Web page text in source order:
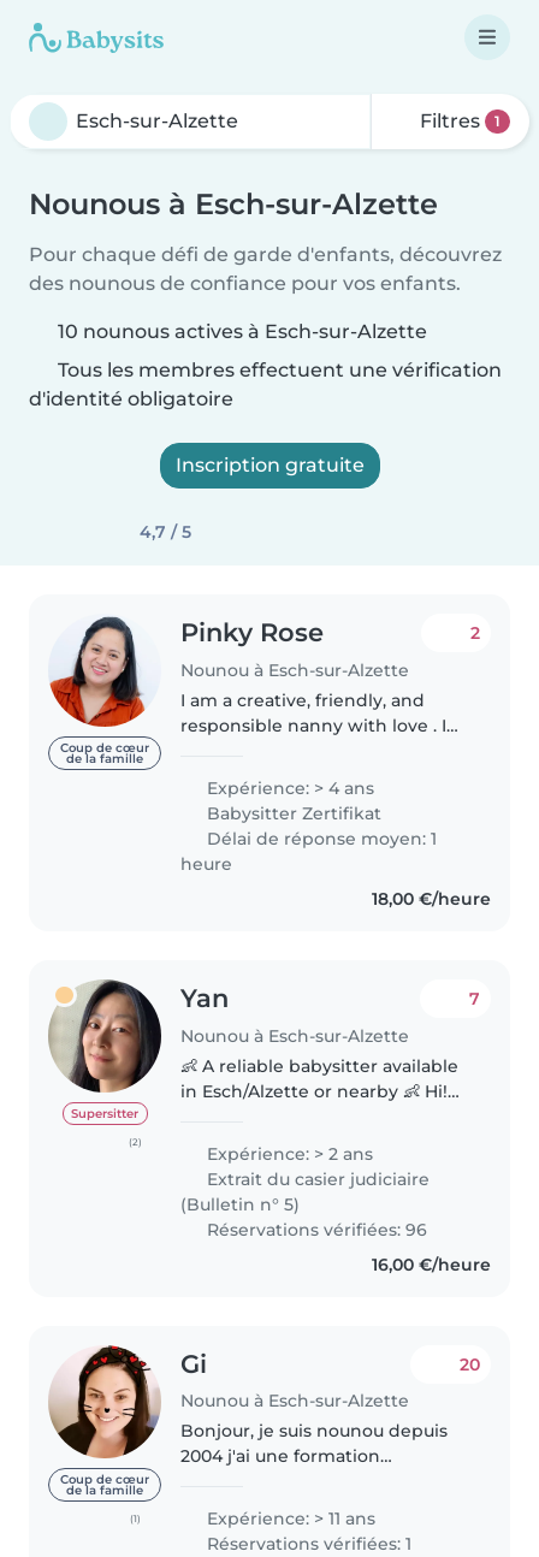
Filtres 1
Nounous à Esch-sur-Alzette
Pour chaque défi de garde d'enfants, découvrez
des nounous de confiance pour vos enfants.
10 nounous actives à Esch-sur-Alzette
Tous les membres effectuent une vérification
d'identité obligatoire
Inscription gratuite
4,7 / 5
Coup de cœur
de la famille
Pinky Rose
Nounou à Esch-sur-Alzette
2
I am a creative, friendly, and
responsible nanny with love . I
working with toddlers,
preschoolers, grade-schoolers,
and even babies. I have first aid
certification..
Expérience: > 4 ans
Babysitter Zertifikat
Délai de réponse moyen: 1
heure
18,00 €/heure
Supersitter
(2)
Yan
Nounou à Esch-sur-Alzette
7
👶 A reliable babysitter available
in Esch/Alzette or nearby 👶 Hi!
weekends. Responsible, patient,
and full of energy, I'd..
Expérience: > 2 ans
Extrait du casier judiciaire
(Bulletin n° 5)
Réservations vérifiées: 96
16,00 €/heure
Coup de cœur
de la famille
(1)
Gi
Nounou à Esch-sur-Alzette
20
Bonjour, je suis nounou depuis
2004 j'ai une formation
références . Voilà pour les
présentations, Je suis disponible
Expérience: > 11 ans
Réservations vérifiées: 1